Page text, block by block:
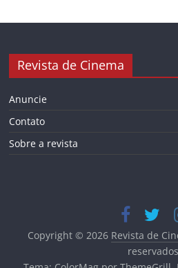
Revista de Cinema
Anuncie
Contato
Sobre a revista
Copyright © 2026 Revista de